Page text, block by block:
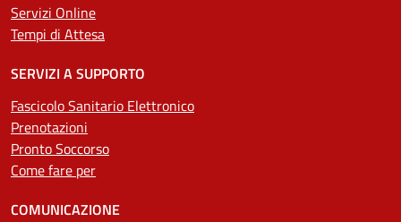
Servizi Online
Tempi di Attesa
SERVIZI A SUPPORTO
Fascicolo Sanitario Elettronico
Prenotazioni
Pronto Soccorso
Come fare per
COMUNICAZIONE